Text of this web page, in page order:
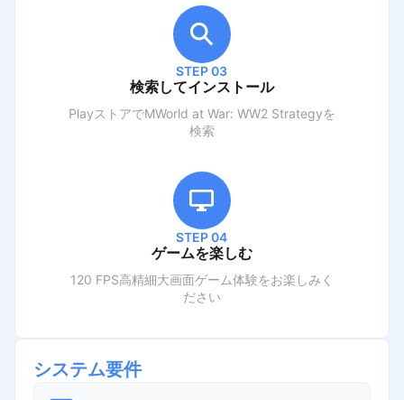
STEP 03
検索してインストール
PlayストアでMWorld at War: WW2 Strategyを
検索
STEP 04
ゲームを楽しむ
120 FPS高精細大画面ゲーム体験をお楽しみく
ださい
システム要件